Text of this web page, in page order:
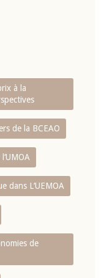
à la
de la BCEAO
dans L‘UEMOA
de